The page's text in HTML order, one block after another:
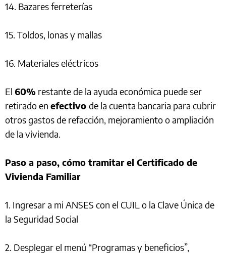
14. Bazares ferreterías
15. Toldos, lonas y mallas
16. Materiales eléctricos
El 60% restante de la ayuda económica puede ser
retirado en efectivo de la cuenta bancaria para cubrir
otros gastos de refacción, mejoramiento o ampliación
de la vivienda.
Paso a paso, cómo tramitar el Certificado de
Vivienda Familiar
1. Ingresar a mi ANSES con el CUIL o la Clave Única de
la Seguridad Social
2. Desplegar el menú “Programas y beneficios”,